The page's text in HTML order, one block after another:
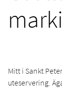
Mitt i Sankt
uteservering.